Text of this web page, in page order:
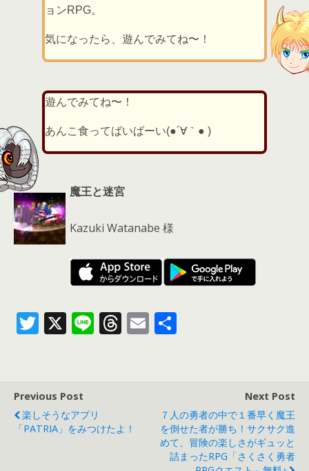
ョンRPG。
気になったら、遊んでみてね〜！
遊んでみてね〜！
あんこ食ってばいばーい(●´∀｀● )
魔王と迷宮
Kazuki Watanabe 様
T
er
X Li T
s
E
Previous Post
楽しそうなアプリ
「PATRIA」をみつけたよ！
Next Post
７人の勇者の中で１番早く魔王
を倒せた者が勝ち！サクサク進
めて、冒険の楽しさがギュッと
詰まったRPG「さくさく勇者